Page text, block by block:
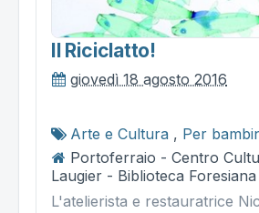
Il Riciclatto!
giovedì 18 agosto 2016
Arte e Cultura , Per
Portoferraio - Centro
Laugier - Biblioteca Foresiana
L'atelierista e restauratrice